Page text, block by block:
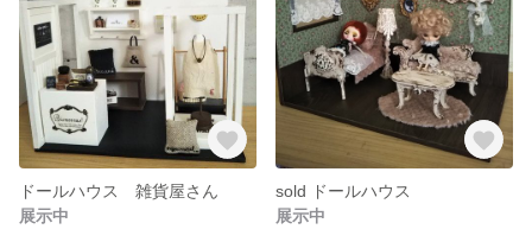
ドールハウス 雑貨屋さん
展示中
sold ドールハウス
展示中